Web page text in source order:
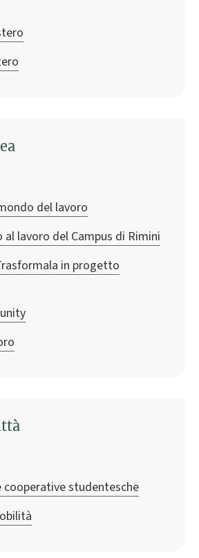
del lavoro
lavoro del Campus di Rimini
in progetto
cooperative studentesche